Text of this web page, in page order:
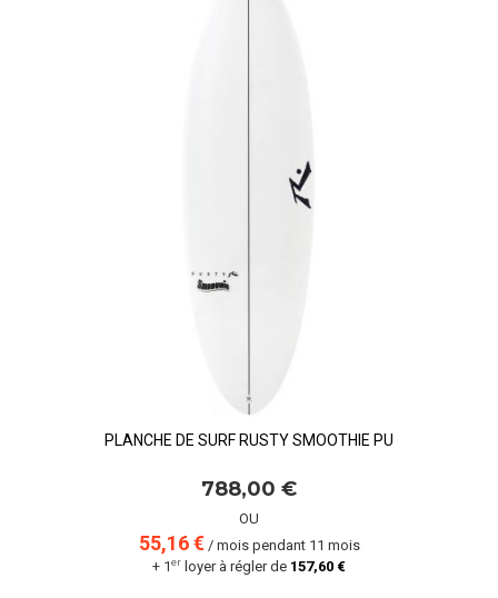
PLANCHE DE SURF RUSTY SMOOTHIE PU
788,00 €
OU
55,16 €/ mois pendant 11 mois
+ 1er loyer à régler de 157,60 €